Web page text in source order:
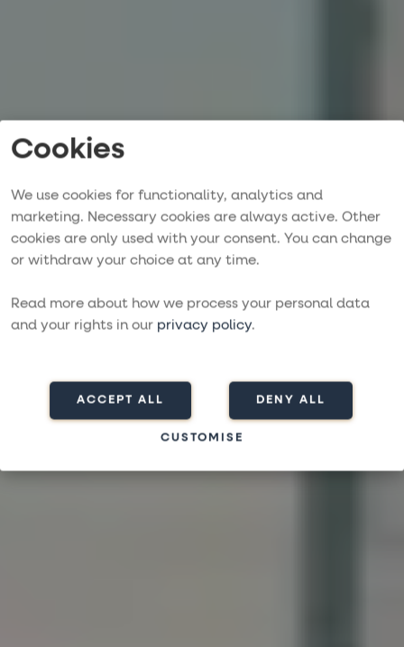
Cookies
We use cookies for functionality, analytics and
marketing. Necessary cookies are always active. Other
cookies are only used with your consent. You can change
or withdraw your choice at any time.
Read more about how we process your personal data
and your rights in our privacy policy.
ACCEPT ALL DENY ALL
CUSTOMISE
Hyra segelbåt av
More Sailing
UPPTÄCK VÄRLDEN PÅ EGEN HAND